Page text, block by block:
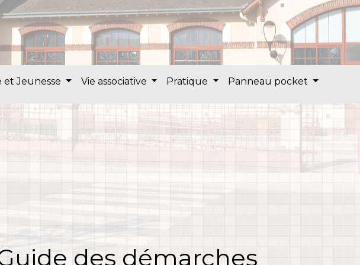
et Jeunesse Vie associative Pratique Panneau pocket
des démarches